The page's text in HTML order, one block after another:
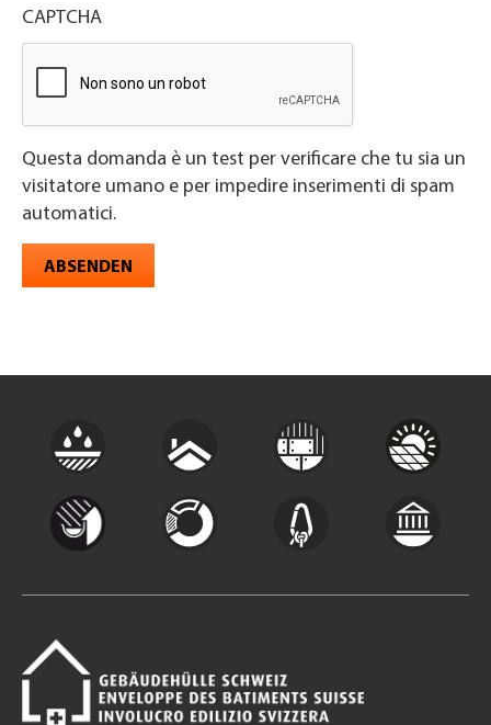
CAPTCHA
Questa domanda è un test per verificare che tu sia un
visitatore umano e per impedire inserimenti di spam
automatici.
ABSENDEN